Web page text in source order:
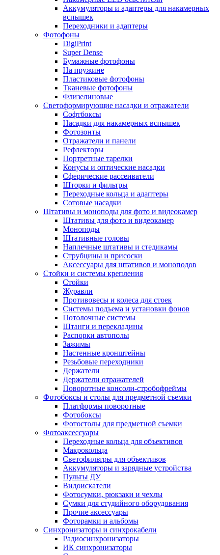
Аккумуляторы и адаптеры для накамерных
вспышек
Переходники и адаптеры
Фотофоны
DigiPrint
Super Dense
Бумажные фотофоны
На пружине
Пластиковые фотофоны
Тканевые фотофоны
Флизелиновые
Светоформирующие насадки и отражатели
Софтбоксы
Насадки для накамерных вспышек
Фотозонты
Отражатели и панели
Рефлекторы
Портретные тарелки
Конусы и оптические насадки
Сферические рассеиватели
Шторки и фильтры
Переходные кольца и адаптеры
Сотовые насадки
Штативы и моноподы для фото и видеокамер
Штативы для фото и видеокамер
Моноподы
Штативные головы
Наплечные штативы и стедикамы
Струбцины и присоски
Аксессуары для штативов и моноподов
Стойки и системы крепления
Стойки
Журавли
Противовесы и колеса для стоек
Системы подъема и установки фонов
Потолочные системы
Штанги и перекладины
Распорки автополы
Зажимы
Настенные кронштейны
Резьбовые переходники
Держатели
Держатели отражателей
Поворотные консоли-стробофреймы
Фотобоксы и столы для предметной съемки
Платформы поворотные
Фотобоксы
Фотостолы для предметной съемки
Фотоаксессуары
Переходные кольца для объективов
Макрокольца
Светофильтры для объективов
Аккумуляторы и зарядные устройства
Пульты ДУ
Видоискатели
Фотосумки, рюкзаки и чехлы
Сумки для студийного оборудования
Прочие аксессуары
Фоторамки и альбомы
Синхронизаторы и синхрокабели
Радиосинхронизаторы
ИК синхронизаторы